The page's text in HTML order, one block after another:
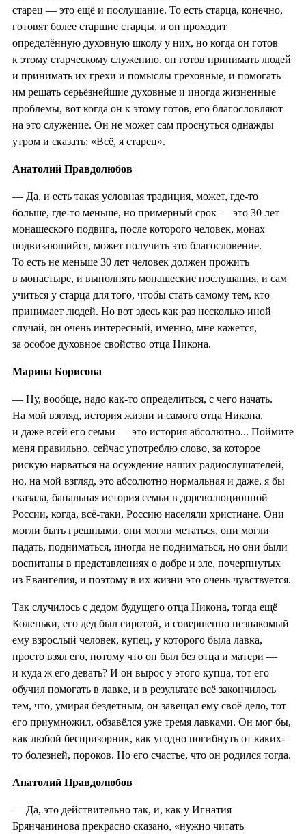
старец — это ещё и послушание. То есть старца, конечно,
готовят более старшие старцы, и он проходит
определённую духовную школу у них, но когда он готов
к этому старческому служению, он готов принимать людей
и принимать их грехи и помыслы греховные, и помогать
им решать серьёзнейшие духовные и иногда жизненные
проблемы, вот когда он к этому готов, его благословляют
на это служение. Он не может сам проснуться однажды
утром и сказать: «Всё, я старец».
Анатолий Правдолюбов
— Да, и есть такая условная традиция, может, где-то
больше, где-то меньше, но примерный срок — это 30 лет
монашеского подвига, после которого человек, монах
подвизающийся, может получить это благословение.
То есть не меньше 30 лет человек должен прожить
в монастыре, и выполнять монашеские послушания, и сам
учиться у старца для того, чтобы стать самому тем, кто
принимает людей. Но вот здесь как раз несколько иной
случай, он очень интересный, именно, мне кажется,
за особое духовное свойство отца Никона.
Марина Борисова
— Ну, вообще, надо как-то определиться, с чего начать.
На мой взгляд, история жизни и самого отца Никона,
и даже всей его семьи — это история абсолютно... Поймите
меня правильно, сейчас употреблю слово, за которое
рискую нарваться на осуждение наших радиослушателей,
но, на мой взгляд, это абсолютно нормальная и даже, я бы
сказала, банальная история семьи в дореволюционной
России, когда, всё-таки, Россию населяли христиане. Они
могли быть грешными, они могли метаться, они могли
падать, подниматься, иногда не подниматься, но они были
воспитаны в представлениях о добре и зле, почерпнутых
из Евангелия, и поэтому в их жизни это очень чувствуется.
Так случилось с дедом будущего отца Никона, тогда ещё
Коленьки, его дед был сиротой, и совершенно незнакомый
ему взрослый человек, купец, у которого была лавка,
просто взял его, потому что он был без отца и матери —
и куда ж его девать? И он вырос у этого купца, тот его
обучил помогать в лавке, и в результате всё закончилось
тем, что, умирая бездетным, он завещал ему своё дело, тот
его приумножил, обзавёлся уже тремя лавками. Он мог бы,
как любой беспризорник, как угодно погибнуть от каких-
то болезней, пороков. Но его счастье, что он родился тогда.
Анатолий Правдолюбов
— Да, это действительно так, и, как у Игнатия
Брянчанинова прекрасно сказано, «нужно читать